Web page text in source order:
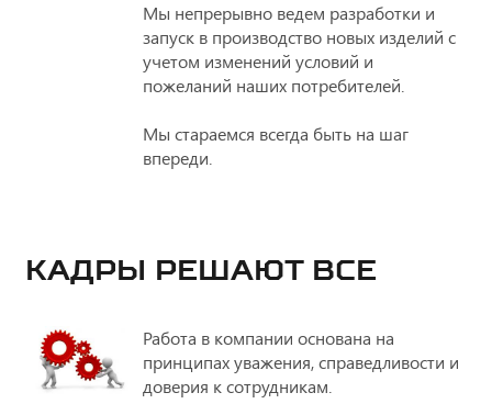
Мы непрерывно ведем разработки и
запуск в производство новых изделий с
учетом изменений условий и
пожеланий наших потребителей.
Мы стараемся всегда быть на шаг
впереди.
КАДРЫ РЕШАЮТ ВСЕ
Работа в компании основана на
принципах уважения, справедливости и
доверия к сотрудникам.